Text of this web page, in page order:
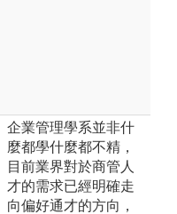
企業管理學系並非什
麼都學什麼都不精，
目前業界對於商管人
才的需求已經明確走
向偏好通才的方向，